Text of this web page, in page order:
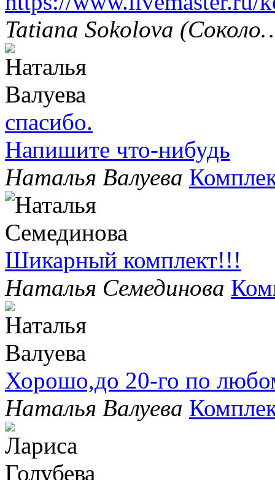
Tatiana Sokolova
спасибо.
Напишите что-нибудь
Наталья Валуева
Шикарный комплект!!!
Наталья Семединова
Хорошо,до 20-го по
Наталья Валуева